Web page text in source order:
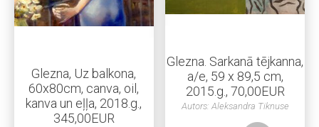
Glezna, Uz balkona,
60x80cm, canva, oil,
kanva un eļļa, 2018.g.,
345,00EUR
Glezna. Sarkanā tējkanna,
a/e, 59 x 89,5 cm,
2015.g., 70,00EUR
Autors: Aleksandra Tiknuse